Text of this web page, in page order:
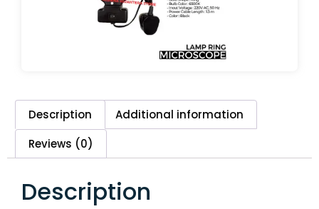
Description
Additional information
Reviews (0)
Description